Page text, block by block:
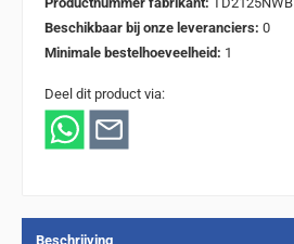
Beschikbaar bij onze leveranciers: 0
Minimale bestelhoeveelheid: 1
Deel dit product via:
Beschrijving